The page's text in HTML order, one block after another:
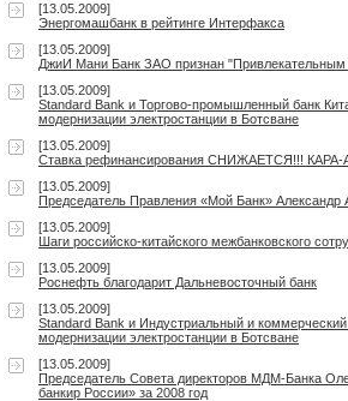
[13.05.2009]
Энергомашбанк в рейтинге Интерфакса
[13.05.2009]
ДжиИ Мани Банк ЗАО признан "Привлекательным
[13.05.2009]
Standard Bank и Торгово-промышленный банк
модернизации электростанции в Ботсване
[13.05.2009]
Ставка рефинансирования СНИЖАЕТСЯ!!! КАРА-
[13.05.2009]
Председатель Правления «Мой Банк»
[13.05.2009]
Шаги российско-китайского межбанковского
[13.05.2009]
Роснефть благодарит Дальневосточный банк
[13.05.2009]
Standard Bank и Индустриальный и
модернизации электростанции в Ботсване
[13.05.2009]
Председатель Совета директоров МДМ-Банка
банкир России» за 2008 год